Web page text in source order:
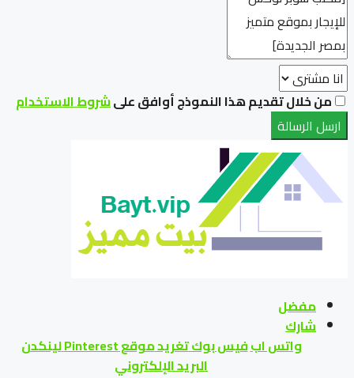
من خلال تقديم هذا النموذج أوافق علىشروط الاستخدام
ارسل الرسالة
مفضل
شارك
واتس ابفيس بوكتغريدموقع Pinterest
لينكدن
البريد الإلكتروني